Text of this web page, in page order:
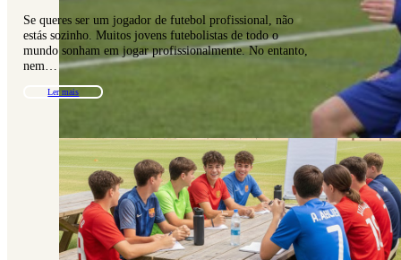
Se queres ser um jogador de futebol profissional, não
estás sozinho. Muitos jovens futebolistas de todo o
mundo sonham em jogar profissionalmente. No entanto,
nem…
Ler mais